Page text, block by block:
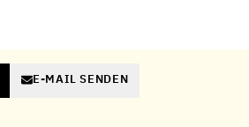
E-MAIL SENDEN